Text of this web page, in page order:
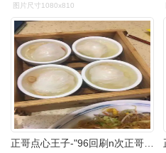
图片尺寸1080x810